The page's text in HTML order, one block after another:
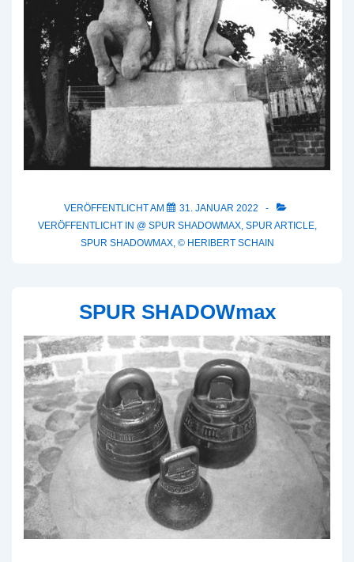
VERÖFFENTLICHT AM
31. JANUAR 2022
VERÖFFENTLICHT IN @ SPUR SHADOWMAX, SPUR ARTICLE,
SPUR SHADOWMAX, © HERIBERT SCHAIN
SPUR SHADOWmax